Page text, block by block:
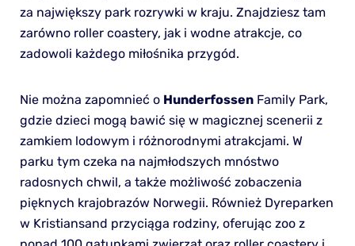
za największy park rozrywki w kraju. Znajdziesz tam
zarówno roller coastery, jak i wodne atrakcje, co
zadowoli każdego miłośnika przygód.
Nie można zapomnieć o HunderfossenFamily Park,
gdzie dzieci mogą bawić się w magicznej scenerii z
zamkiem lodowym i różnorodnymi atrakcjami. W
parku tym czeka na najmłodszych mnóstwo
radosnych chwil, a także możliwość zobaczenia
pięknych krajobrazów Norwegii. Również Dyreparken
w Kristiansand przyciąga rodziny, oferując zoo z